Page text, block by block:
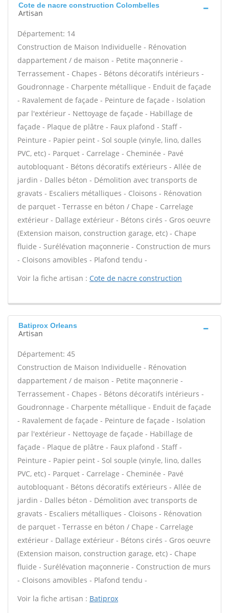
Cote de nacre construction Colombelles
Artisan
Département: 14
Construction de Maison Individuelle - Rénovation
dappartement / de maison - Petite maçonnerie -
Terrassement - Chapes - Bétons décoratifs intérieurs -
Goudronnage - Charpente métallique - Enduit de façade
- Ravalement de façade - Peinture de façade - Isolation
par l'extérieur - Nettoyage de façade - Habillage de
façade - Plaque de plâtre - Faux plafond - Staff -
Peinture - Papier peint - Sol souple (vinyle, lino, dalles
PVC, etc) - Parquet - Carrelage - Cheminée - Pavé
autobloquant - Bétons décoratifs extérieurs - Allée de
jardin - Dalles béton - Démolition avec transports de
gravats - Escaliers métalliques - Cloisons - Rénovation
de parquet - Terrasse en béton / Chape - Carrelage
extérieur - Dallage extérieur - Bétons cirés - Gros oeuvre
(Extension maison, construction garage, etc) - Chape
fluide - Surélévation maçonnerie - Construction de murs
- Cloisons amovibles - Plafond tendu -
Voir la fiche artisan : Cote de nacre construction
Batiprox Orleans
Artisan
Département: 45
Construction de Maison Individuelle - Rénovation
dappartement / de maison - Petite maçonnerie -
Terrassement - Chapes - Bétons décoratifs intérieurs -
Goudronnage - Charpente métallique - Enduit de façade
- Ravalement de façade - Peinture de façade - Isolation
par l'extérieur - Nettoyage de façade - Habillage de
façade - Plaque de plâtre - Faux plafond - Staff -
Peinture - Papier peint - Sol souple (vinyle, lino, dalles
PVC, etc) - Parquet - Carrelage - Cheminée - Pavé
autobloquant - Bétons décoratifs extérieurs - Allée de
jardin - Dalles béton - Démolition avec transports de
gravats - Escaliers métalliques - Cloisons - Rénovation
de parquet - Terrasse en béton / Chape - Carrelage
extérieur - Dallage extérieur - Bétons cirés - Gros oeuvre
(Extension maison, construction garage, etc) - Chape
fluide - Surélévation maçonnerie - Construction de murs
- Cloisons amovibles - Plafond tendu -
Voir la fiche artisan : Batiprox